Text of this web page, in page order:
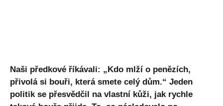
Naši předkové říkávali: „Kdo mlží o penězích,
přivolá si bouři, která smete celý dům.“ Jeden
politik se přesvědčil na vlastní kůži, jak rychle